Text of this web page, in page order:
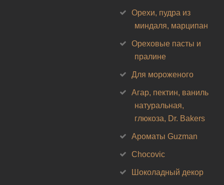
Орехи, пудра из
миндаля, марципан
Ореховые пасты и
пралине
Для мороженого
Агар, пектин, ваниль
натуральная,
глюкоза, Dr. Bakers
Ароматы Guzman
Chocovic
Шоколадный декор